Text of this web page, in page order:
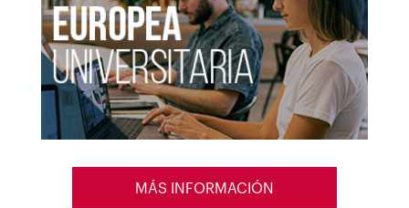
referencia
internacionalen su sector
y tiene como objetivo
principal que sus alumnos
competencias
MÁS INFORMACIÓN